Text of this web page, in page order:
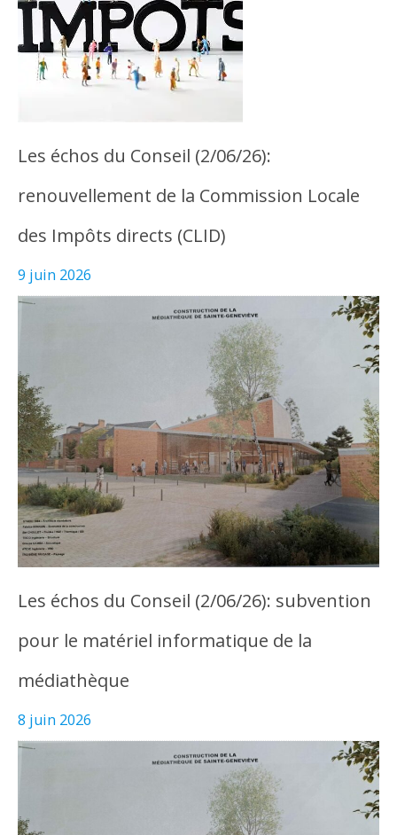
Les échos du Conseil (2/06/26):
renouvellement de la Commission Locale
des Impôts directs (CLID)
9 juin 2026
Les échos du Conseil (2/06/26): subvention
pour le matériel informatique de la
médiathèque
8 juin 2026